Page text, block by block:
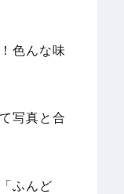
色んな味
写真と合
ふんど